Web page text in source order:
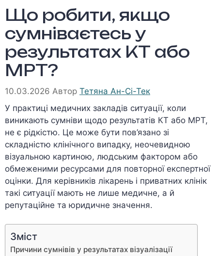
Що робити, якщо
сумніваєтесь у
результатах КТ або
МРТ?
10.03.2026 Автор Тетяна Ан-Сі-Тек
У практиці медичних закладів ситуації, коли
виникають сумніви щодо результатів КТ або МРТ,
не є рідкістю. Це може бути пов’язано зі
складністю клінічного випадку, неочевидною
візуальною картиною, людським фактором або
обмеженими ресурсами для повторної експертної
оцінки. Для керівників лікарень і приватних клінік
такі ситуації мають не лише медичне, а й
репутаційне та юридичне значення.
Зміст
Причини сумнівів у результатах візуалізації